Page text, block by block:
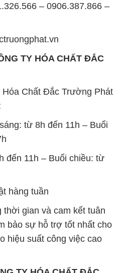
hàng tuần
gian và cam kết tuân
bảo sự hỗ trợ tốt nhất cho
hiệu suất công việc cao
TY HÓA CHẤT ĐẮC
1A, Phường Bình Trị
Sài Gòn TP. Hồ Chí